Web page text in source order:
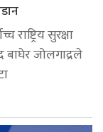
राष्ट्रिय सुरक्षा
जोलगाद्रले